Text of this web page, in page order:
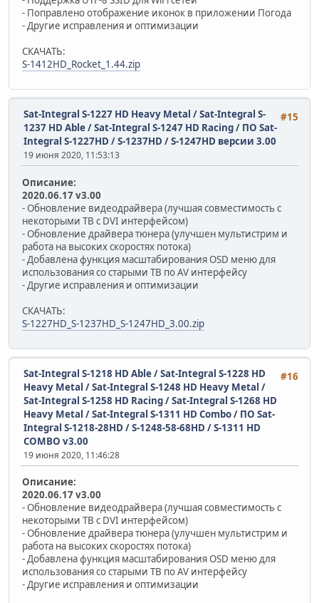
- Поправлено отображение иконок в приложении Погода
- Другие исправления и оптимизации
СКАЧАТЬ:
S-1412HD_Rocket_1.44.zip
#15
Sat-Integral S-1227 HD Heavy Metal / Sat-Integral S-
1237 HD Able / Sat-Integral S-1247 HD Racing/ ПО Sat-
Integral S-1227HD / S-1237HD / S-1247HD версии 3.00
19 июня 2020, 11:53:13
Описание:
2020.06.17 v3.00
- Обновление видеодрайвера (лучшая совместимость с
некоторыми ТВ с DVI интерфейсом)
- Обновление драйвера тюнера (улучшен мультистрим и
работа на высоких скоростях потока)
- Добавлена функция масштабирования OSD меню для
использования со старыми ТВ по AV интерфейсу
- Другие исправления и оптимизации
СКАЧАТЬ:
S-1227HD_S-1237HD_S-1247HD_3.00.zip
#16
Sat-Integral S-1218 HD Able / Sat-Integral S-1228 HD
Heavy Metal / Sat-Integral S-1248 HD Heavy Metal /
Sat-Integral S-1258 HD Racing / Sat-Integral S-1268 HD
Heavy Metal / Sat-Integral S-1311 HD Combo/ ПО Sat-
Integral S-1218-28HD / S-1248-58-68HD / S-1311 HD
COMBO v3.00
19 июня 2020, 11:46:28
Описание:
2020.06.17 v3.00
- Обновление видеодрайвера (лучшая совместимость с
некоторыми ТВ с DVI интерфейсом)
- Обновление драйвера тюнера (улучшен мультистрим и
работа на высоких скоростях потока)
- Добавлена функция масштабирования OSD меню для
использования со старыми ТВ по AV интерфейсу
- Другие исправления и оптимизации